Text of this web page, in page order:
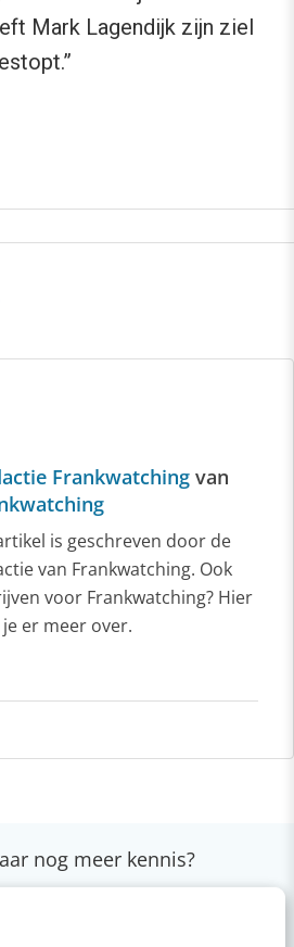
Mark Lagendijk zijn ziel
Frankwatching van
is geschreven door de
van Frankwatching. Ook
voor Frankwatching? Hier
je er meer over.
nog meer kennis?